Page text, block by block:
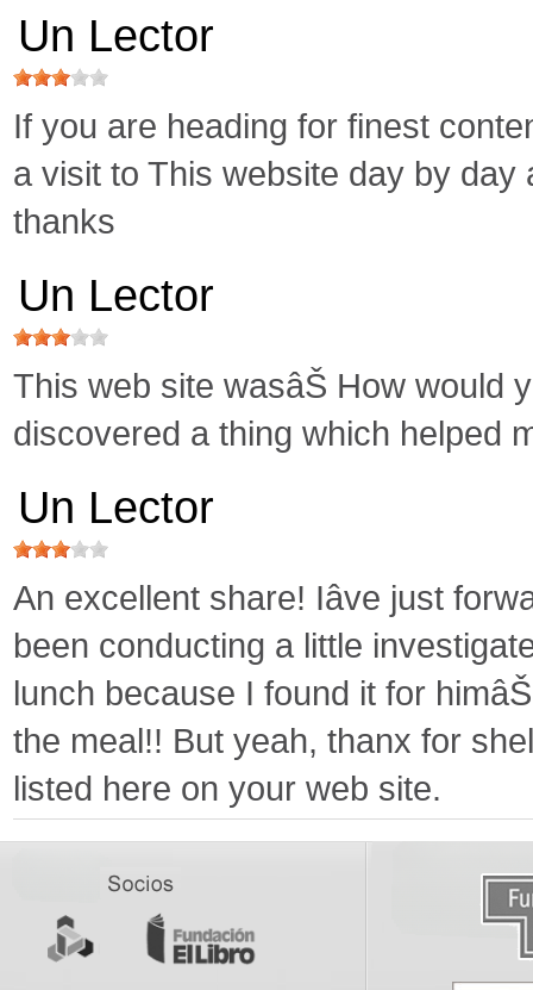
Un Lector
If you are heading for finest
a visit to This website day by
thanks
Un Lector
This web site wasâŠ How
discovered a thing which helped
Un Lector
An excellent share! Iâve just
been conducting a little
lunch because I found it for
the meal!! But yeah, thanx for
listed here on your web site.